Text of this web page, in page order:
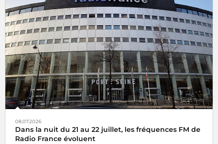
08.07.2026
Dans la nuit du 21 au 22 juillet, les fréquences FM de
Radio France évoluent